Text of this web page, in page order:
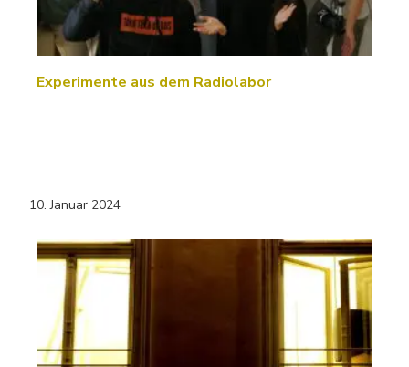
Experimente aus dem Radiolabor
10. Januar 2024